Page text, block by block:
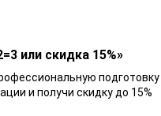
или скидка 15%»
и получи скидку до 15%